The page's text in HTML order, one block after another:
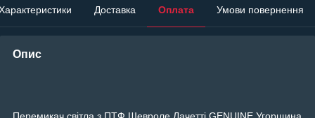
Доставка Оплата Умови повернення
Опис
Перемикач світла з ПТФ Шевроле Лачетті GENUINE Угорщина